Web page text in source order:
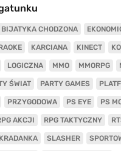
BIJATYKA CHODZONA
KARCIANA KINECT
LOGICZNA MMO MMORPG
ŚWIAT PARTY GAMES
PRZYGODOWA PS EYE PS
AKCJI RPG TAKTYCZNY
SLASHER